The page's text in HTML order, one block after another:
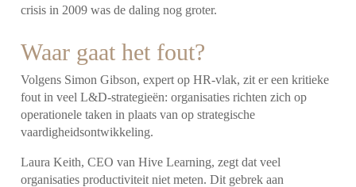
crisis in 2009 was de daling nog groter.
Waar gaat het fout?
Volgens Simon Gibson, expert op HR-vlak, zit er een kritieke
fout in veel L&D-strategieën: organisaties richten zich op
operationele taken in plaats van op strategische
vaardigheidsontwikkeling.
Laura Keith, CEO van Hive Learning, zegt dat veel
organisaties productiviteit niet meten. Dit gebrek aan